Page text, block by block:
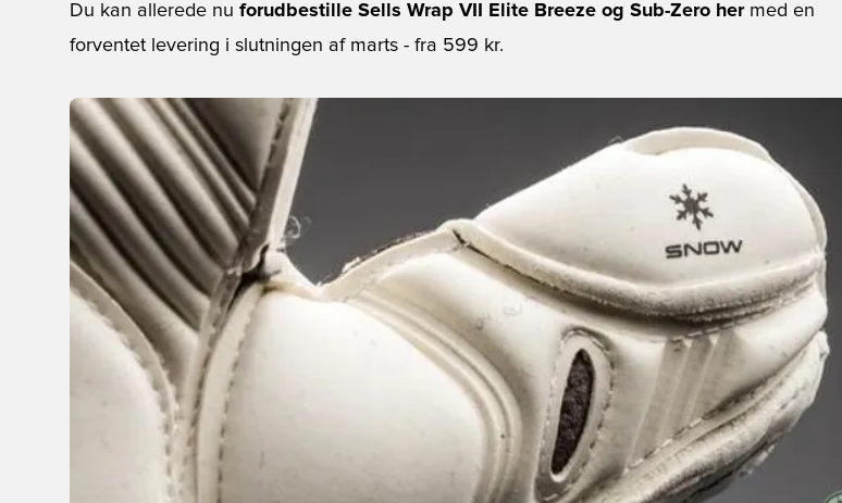
Du kan allerede nu forudbestille Sells Wrap VII Elite Breeze og Sub-Zero hermed en
forventet levering i slutningen af marts - fra 599 kr.